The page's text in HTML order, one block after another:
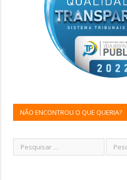
NÃO ENCONTROU O QUE QUERIA?